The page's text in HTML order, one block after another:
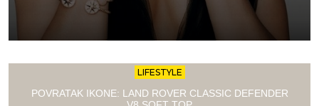
LIFESTYLE
POVRATAK IKONE: LAND ROVER CLASSIC DEFENDER